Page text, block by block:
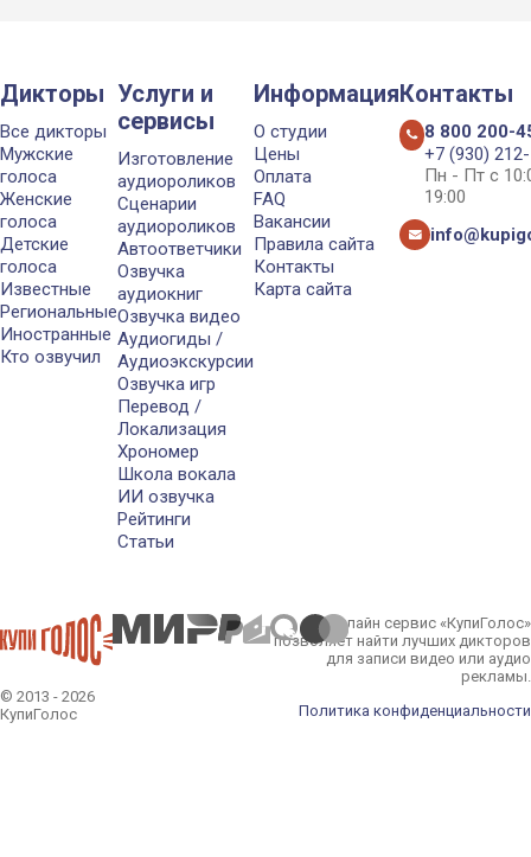
Дикторы
Все дикторы
Мужские
голоса
Женские
голоса
Детские
голоса
Известные
Региональные
Иностранные
Кто озвучил
Услуги и
сервисы
Изготовление
аудиороликов
Сценарии
аудиороликов
Автоответчики
Озвучка
аудиокниг
Озвучка видео
Аудиогиды /
Аудиоэкскурсии
Озвучка игр
Перевод /
Локализация
Хрономер
Школа вокала
ИИ озвучка
Рейтинги
Статьи
Информация
О студии
Цены
Оплата
FAQ
Вакансии
Правила сайта
Контакты
Карта сайта
Контакты
8 800 200-
+7 (930)
Пн - Пт с
19:00
© 2013 - 2026
КупиГолос
Онлайн сервис «КупиГолос»
позволяет найти лучших дикторов
для записи видео или аудио
рекламы.
Политика конфиденциальности